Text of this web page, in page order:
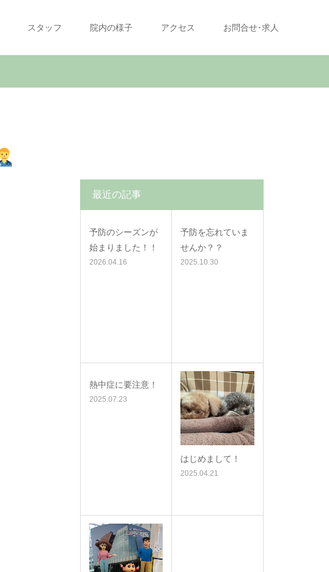
スタッフ 院内の様子 アクセス お問合せ･求人
最近の記事
予防のシーズンが
始まりました！！
2026.04.16
予防を忘れていま
せんか？？
2025.10.30
熱中症に要注意！
2025.07.23
はじめまして！
2025.04.21